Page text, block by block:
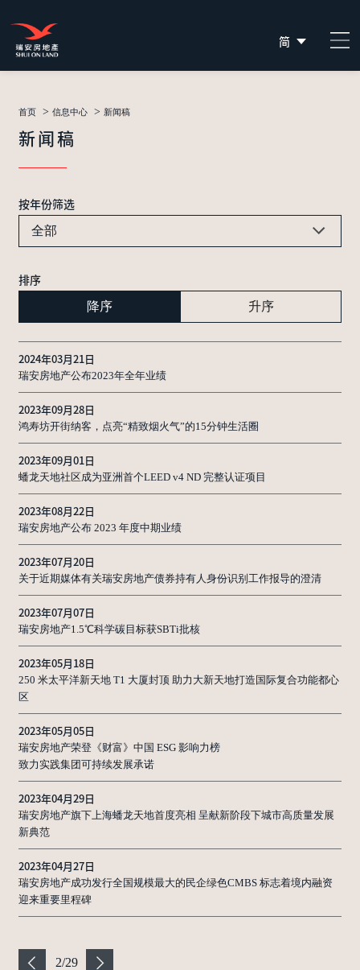
简
EN
首页 > 信息中心 > 新闻稿
新闻稿
按年份筛选
全部
排序
降序 升序
2024年03月21日
瑞安房地产公布2023年全年业绩
2023年09月28日
鸿寿坊开街纳客，点亮“精致烟火气”的15分钟生活圈
2023年09月01日
蟠龙天地社区成为亚洲首个LEED v4 ND 完整认证项目
2023年08月22日
瑞安房地产公布 2023 年度中期业绩
2023年07月20日
关于近期媒体有关瑞安房地产债券持有人身份识别工作报导的澄清
2023年07月07日
瑞安房地产1.5℃科学碳目标获SBTi批核
2023年05月18日
250 米太平洋新天地 T1 大厦封顶 助力大新天地打造国际复合功能都心
区
2023年05月05日
瑞安房地产荣登《财富》中国 ESG 影响力榜
致力实践集团可持续发展承诺
2023年04月29日
瑞安房地产旗下上海蟠龙天地首度亮相 呈献新阶段下城市高质量发展
新典范
2023年04月27日
瑞安房地产成功发行全国规模最大的民企绿色CMBS 标志着境内融资
迎来重要里程碑
2/29